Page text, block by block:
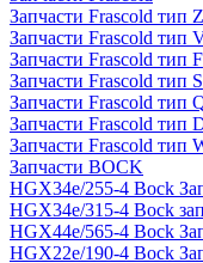
Запчасти Frascold тип Z
Запчасти Frascold тип
Запчасти Frascold тип F
Запчасти Frascold тип S
Запчасти Frascold тип
Запчасти Frascold тип
Запчасти Frascold тип
Запчасти BOCK
HGX34e/255-4 Bock
HGX34e/315-4 Bock
HGX44e/565-4 Bock
HGX22e/190-4 Bock